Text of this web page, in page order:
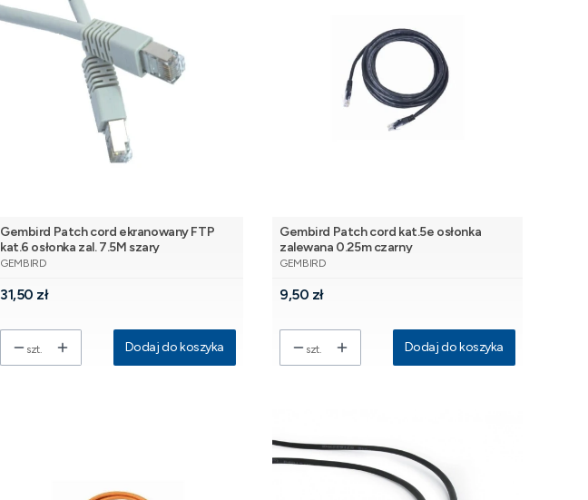
Gembird Patch cord ekranowany FTP
kat.6 osłonka zal. 7.5M szary
PRODUCENT
GEMBIRD
Cena
31,50 zł
szt. Dodaj do koszyka
Gembird Patch cord kat.5e osłonka
zalewana 0.25m czarny
PRODUCENT
GEMBIRD
Cena
9,50 zł
szt. Dodaj do koszyka